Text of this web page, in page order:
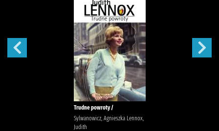
Trudne powroty /
Sylwanowicz, Agnieszka Lennox,
Judith